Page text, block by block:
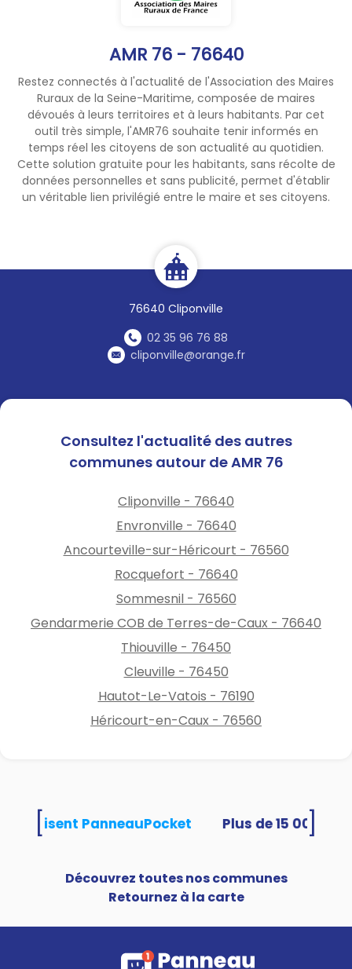
AMR 76 - 76640
Restez connectés à l'actualité de l'Association des Maires
Ruraux de la Seine-Maritime, composée de maires
dévoués à leurs territoires et à leurs habitants. Par cet
outil très simple, l'AMR76 souhaite tenir informés en
temps réel les citoyens de son actualité au quotidien.
Cette solution gratuite pour les habitants, sans récolte de
données personnelles et sans publicité, permet d'établir
un véritable lien privilégié entre le maire et ses citoyens.
76640 Cliponville
02 35 96 76 88
cliponville@orange.fr
Consultez l'actualité des autres
communes autour de AMR 76
Cliponville - 76640
Envronville - 76640
Ancourteville-sur-Héricourt - 76560
Rocquefort - 76640
Sommesnil - 76560
Gendarmerie COB de Terres-de-Caux - 76640
Thiouville - 76450
Cleuville - 76450
Hautot-Le-Vatois - 76190
Héricourt-en-Caux - 76560
utilisent PanneauPocket
Découvrez toutes nos communes
Retournez à la carte